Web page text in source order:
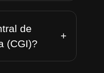
de
(CGI)?
+